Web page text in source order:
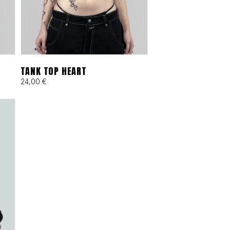
que exigen libertad total.
años en tu armario. Explora nuestra
TANK TOP HEART
24,00 €